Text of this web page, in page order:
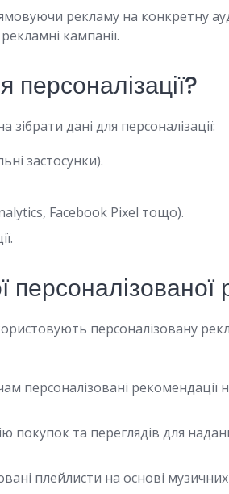
рекламу на конкретну
кампанії.
персоналізації?
дані для персоналізації:
застосунки).
Facebook Pixel тощо).
персоналізованої
персоналізовану
персоналізовані рекомендації
покупок та переглядів для
плейлисти на основі